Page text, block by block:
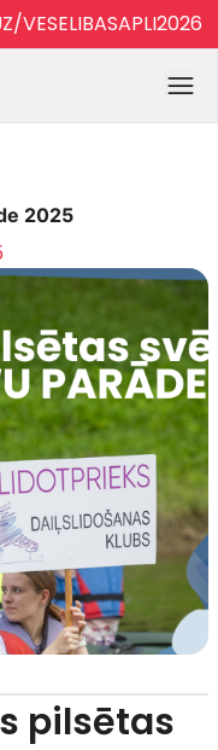
VESELIBASAPLI2026
2025
pilsētas